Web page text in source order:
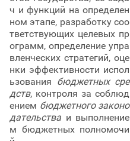
ч и функций на определен
ном этапе, разработку соо
тветствующих целевых пр
ограмм, определение упра
вленческих стратегий, оце
нки эффективности испол
ьзования бюджетных сре
дств, контроля за соблюд
ением бюджетного законо
дательства и выполнение
м бюджетных полномочи